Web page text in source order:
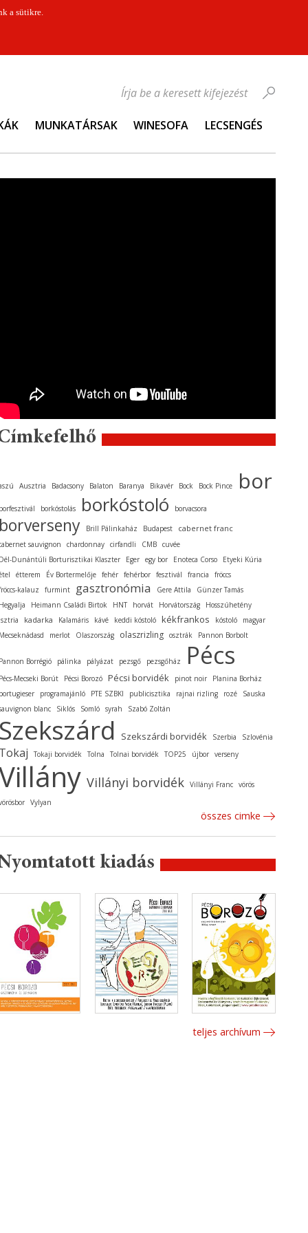
a sütikre.
MUNKATÁRSAK WINESOFA LECSENGÉS
Írja be a keresett kifejezést
Ausztria Badacsony Balaton Baranya Bikavér Bock Bock Pince bor
borkóstolás borkóstoló borvacsora
Brill Pálinkaház Budapest cabernet franc
sauvignon chardonnay cirfandli CMB cuvée
Dunántúli Borturisztikai Klaszter
Eger egy bor Enoteca Corso
Etyeki Kúria
étterem Év Bortermelője fehér fehérbor fesztivál francia
fröccs
kalauz
furmint gasztronómia Gere Attila
Günzer Tamás
Heimann Családi Birtok HNT horvát Horvátország
Hosszúhetény
kadarka Kalamáris kávé keddi kóstoló kékfrankos kóstoló
magyar
merlot Olaszország olaszrizling osztrák Pannon Borbolt
Borrégió pálinka pályázat pezsgő pezsgőház Pécs
Mecseki Borút Pécsi Borozó Pécsi borvidék pinot noir
Planina Borház
programajánló PTE SZBKI publicisztika rajnai rizling rozé
Sauska
blanc
Siklós Somló syrah Szabó Zoltán
Szekszárdi borvidék Szerbia Szlovénia
Tokaji borvidék Tolna Tolnai borvidék TOP25 újbor verseny
Villányi borvidék Villányi Franc vörös
Vylyan
összes cimke
kiadás
teljes archívum